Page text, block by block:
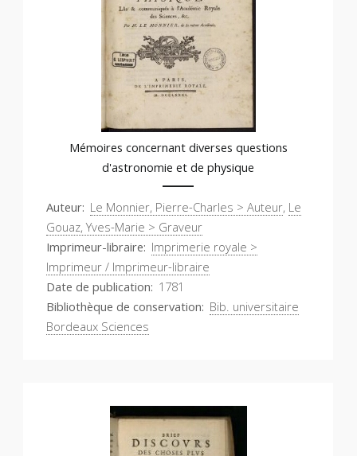
Mémoires concernant diverses questions
d'astronomie et de physique
Auteur Le Monnier, Pierre-Charles > Auteur, Le
Gouaz, Yves-Marie > Graveur
Imprimeur-libraire Imprimerie royale >
Imprimeur / Imprimeur-libraire
Date de publication 1781
Bibliothèque de conservation Bib. universitaire
Bordeaux Sciences